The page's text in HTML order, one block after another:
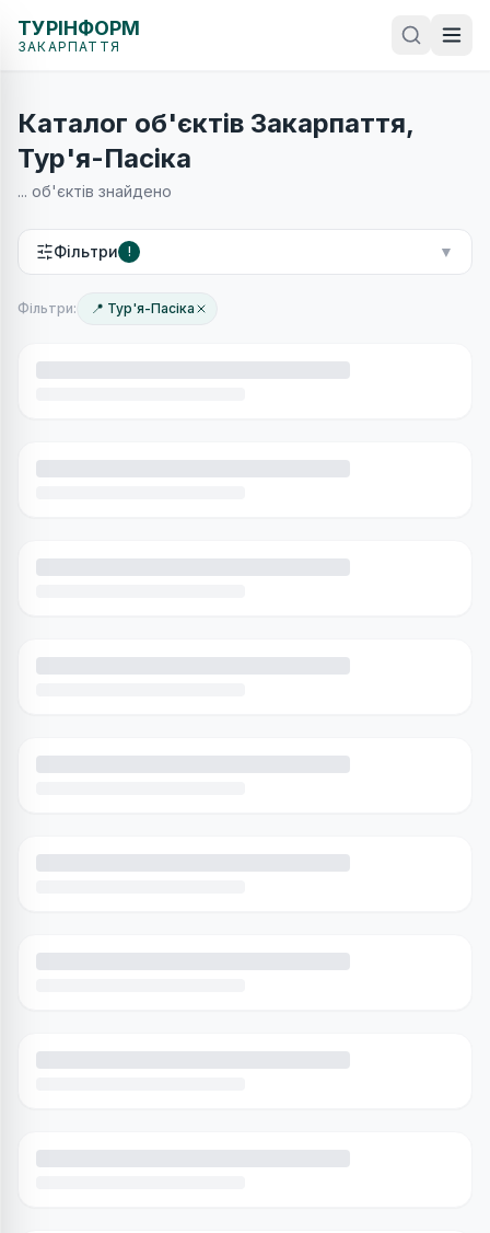
ТУРІНФОРМ
ЗАКАРПАТТЯ
Каталог об'єктів Закарпаття,
Тур'я-Пасіка
... об'єктів знайдено
Фільтри ! ▼
Фільтри: 📍 Тур'я-Пасіка